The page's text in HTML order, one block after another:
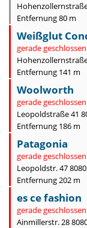
Entfernung 80 m
Weißglut
gerade geschlossen
Entfernung 141 m
Woolworth
gerade geschlossen
Leopoldstraße 41
Entfernung 186 m
Patagonia
gerade geschlossen
Leopoldstr. 47
Entfernung 202 m
es ce fashion
gerade geschlossen
Ainmillerstr. 28